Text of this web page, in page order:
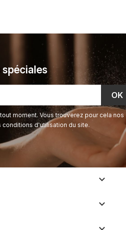
moment. Vous trouverez pour cela nos
d'utilisation du site.
keyboard_arrow_down
